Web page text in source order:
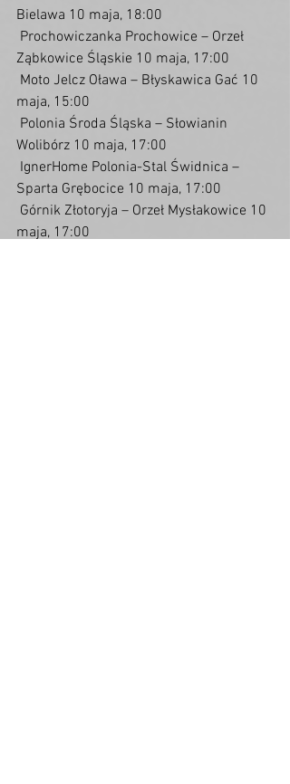
Bielawa 10 maja, 18:00
Ząbkowice Śląskie 10 maja, 17:00
maja, 15:00
Wolibórz 10 maja, 17:00
Sparta Grębocice 10 maja, 17:00
maja, 17:00